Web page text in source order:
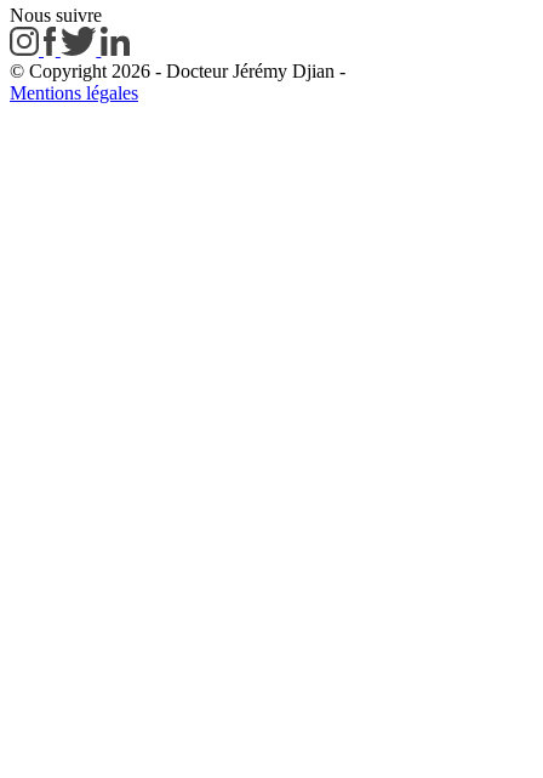
Nous suivre
© Copyright 2026 - Docteur Jérémy Djian -
Mentions légales